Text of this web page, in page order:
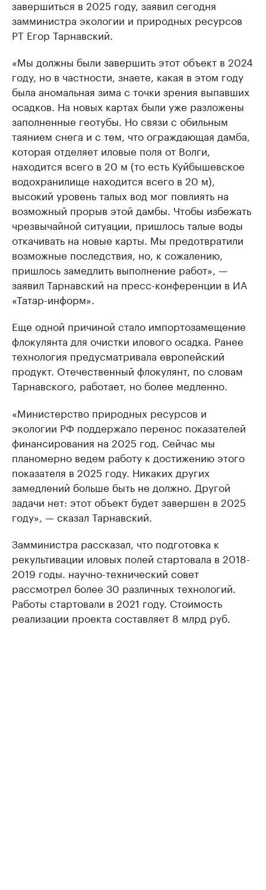
завершиться в 2025 году, заявил сегодня
замминистра экологии и природных ресурсов
РТ Егор Тарнавский.
«Мы должны были завершить этот объект в 2024
году, но в частности, знаете, какая в этом году
была аномальная зима с точки зрения выпавших
осадков. На новых картах были уже разложены
заполненные геотубы. Но связи с обильным
таянием снега и с тем, что ограждающая дамба,
которая отделяет иловые поля от Волги,
находится всего в 20 м (то есть Куйбышевское
водохранилище находится всего в 20 м),
высокий уровень талых вод мог повлиять на
возможный прорыв этой дамбы. Чтобы избежать
чрезвычайной ситуации, пришлось талые воды
откачивать на новые карты. Мы предотвратили
возможные последствия, но, к сожалению,
пришлось замедлить выполнение работ», —
заявил Тарнавский на пресс-конференции в ИА
«Татар-информ».
Еще одной причиной стало импортозамещение
флокулянта для очистки илового осадка. Ранее
технология предусматривала европейский
продукт. Отечественный флокулянт, по словам
Тарнавского, работает, но более медленно.
«Министерство природных ресурсов и
экологии РФ поддержало перенос показателей
финансирования на 2025 год. Сейчас мы
планомерно ведем работу к достижению этого
показателя в 2025 году. Никаких других
замедлений больше быть не должно. Другой
задачи нет: этот объект будет завершен в 2025
году», — сказал Тарнавский.
Замминистра рассказал, что подготовка к
рекультивации иловых полей стартовала в 2018-
2019 годы. научно-технический совет
рассмотрел более 30 различных технологий.
Работы стартовали в 2021 году. Стоимость
реализации проекта составляет 8 млрд руб.